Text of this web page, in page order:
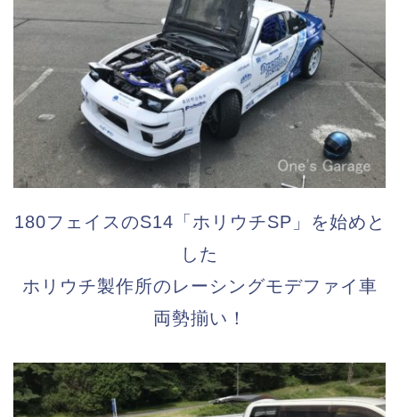
180フェイスのS14「ホリウチSP」を始めと
した
ホリウチ製作所のレーシングモデファイ車
両勢揃い！